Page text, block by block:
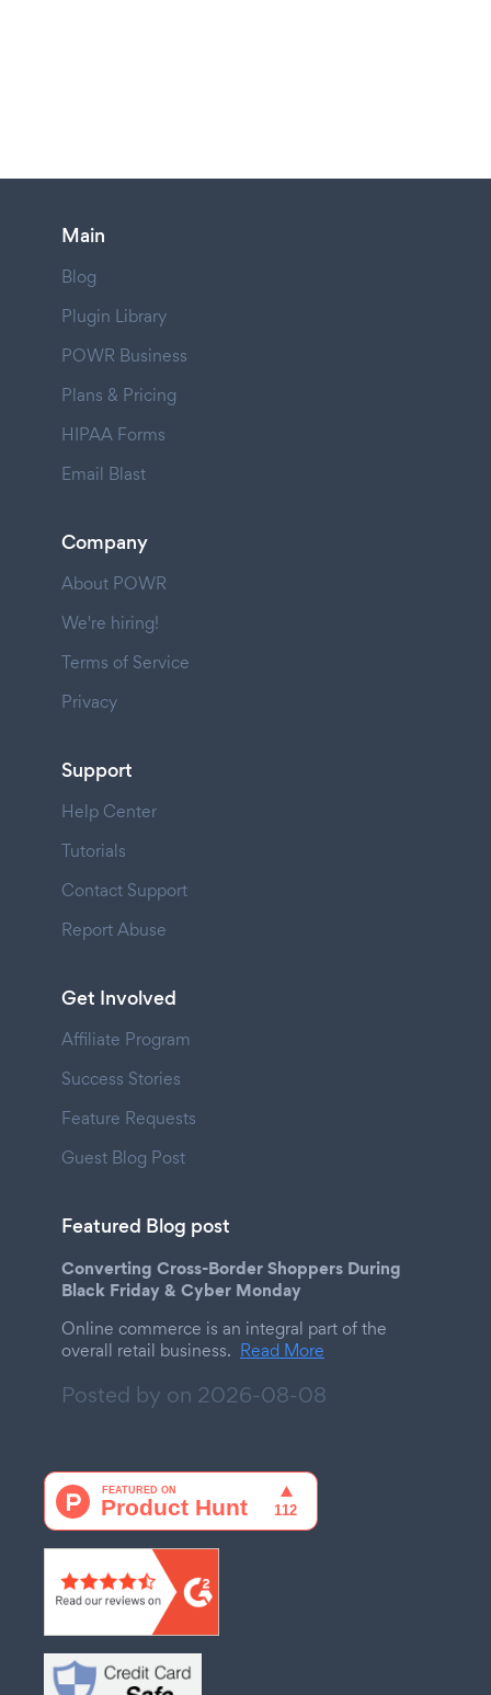
Main
Blog
Plugin Library
POWR Business
Plans & Pricing
HIPAA Forms
Email Blast
Company
About POWR
We're hiring!
Terms of Service
Privacy
Support
Help Center
Tutorials
Contact Support
Report Abuse
Get Involved
Affiliate Program
Success Stories
Feature Requests
Guest Blog Post
Featured Blog post
Converting Cross-Border Shoppers During
Black Friday & Cyber Monday
Online commerce is an integral part of the
overall retail business. Read More
Posted by on 2026-08-08